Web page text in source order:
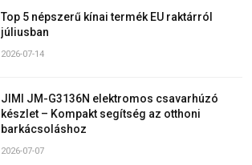
Top 5 népszerű kínai termék EU raktárról
júliusban
2026-07-14
JIMI JM-G3136N elektromos csavarhúzó
készlet – Kompakt segítség az otthoni
barkácsoláshoz
2026-07-07